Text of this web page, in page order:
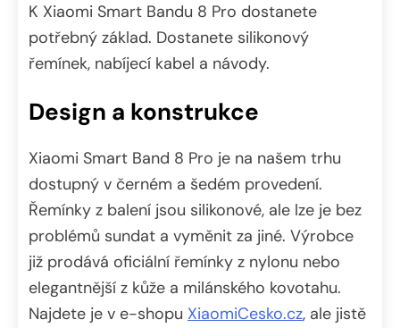
K Xiaomi Smart Bandu 8 Pro dostanete
potřebný základ. Dostanete silikonový
řemínek, nabíjecí kabel a návody.
Design a konstrukce
Xiaomi Smart Band 8 Pro je na našem trhu
dostupný v černém a šedém provedení.
Řemínky z balení jsou silikonové, ale lze je bez
problémů sundat a vyměnit za jiné. Výrobce
již prodává oficiální řemínky z nylonu nebo
elegantnější z kůže a milánského kovotahu.
Najdete je v e-shopu XiaomiCesko.cz, ale jistě